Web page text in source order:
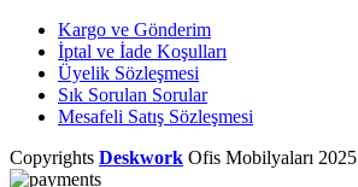
Kargo ve Gönderim
İptal ve İade Koşulları
Üyelik Sözleşmesi
Sık Sorulan Sorular
Mesafeli Satış Sözleşmesi
Copyrights Deskwork Ofis Mobilyaları 2025